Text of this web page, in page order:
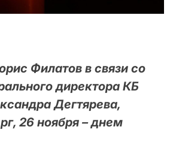
Филатов в связи со
директора КБ
Дегтярева,
26 ноября – днем